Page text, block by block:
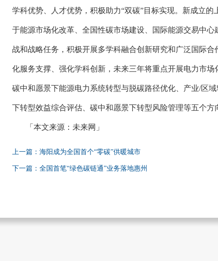
学科优势、人才优势，积极助力“双碳”目标实现。新成立
于能源市场化改革、全国性碳市场建设、国际能源交易中
战和战略任务，积极开展多学科融合创新研究和广泛国际
化服务支撑、强化学科创新，未来三年将重点开展电力市
碳中和愿景下能源电力系统转型与脱碳路径优化、产业/区
下转型效益综合评估、碳中和愿景下转型风险管理等五个方
「本文来源：未来网」
上一篇：海阳成为全国首个“零碳”供暖城市
下一篇：全国首笔“绿色碳链通”业务落地惠州